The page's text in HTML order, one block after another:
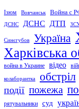
Ізюм Вовчанськ Война с
ДСНС ДСНС ДТП
Синєгубов Україна
Харківська
война в Украине відео
колаборантка обстріл
події пожежа
рятувальники
суд